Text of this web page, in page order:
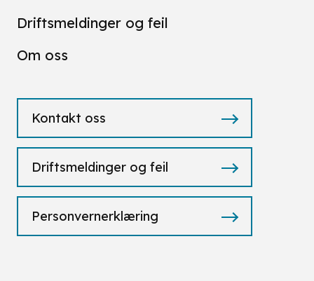
Driftsmeldinger og feil
Om oss
Kontakt oss
Driftsmeldinger og feil
Personvernerklæring